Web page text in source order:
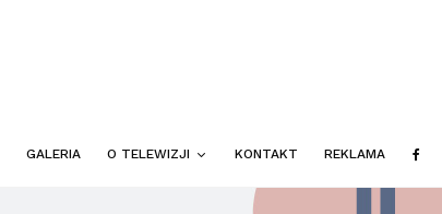
GALERIA O TELEWIZJI KONTAKT REKLAMA